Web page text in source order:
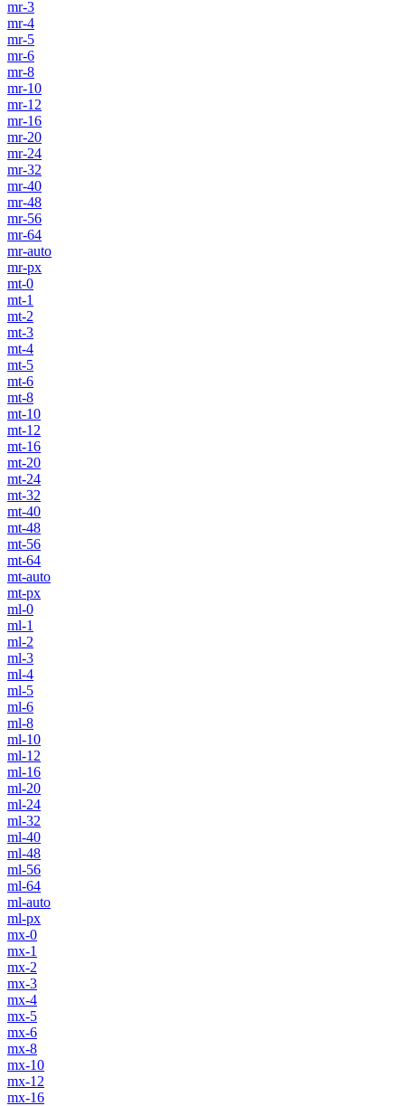
mr-3
mr-4
mr-5
mr-6
mr-8
mr-10
mr-12
mr-16
mr-20
mr-24
mr-32
mr-40
mr-48
mr-56
mr-64
mr-auto
mr-px
mt-0
mt-1
mt-2
mt-3
mt-4
mt-5
mt-6
mt-8
mt-10
mt-12
mt-16
mt-20
mt-24
mt-32
mt-40
mt-48
mt-56
mt-64
mt-auto
mt-px
ml-0
ml-1
ml-2
ml-3
ml-4
ml-5
ml-6
ml-8
ml-10
ml-12
ml-16
ml-20
ml-24
ml-32
ml-40
ml-48
ml-56
ml-64
ml-auto
ml-px
mx-0
mx-1
mx-2
mx-3
mx-4
mx-5
mx-6
mx-8
mx-10
mx-12
mx-16